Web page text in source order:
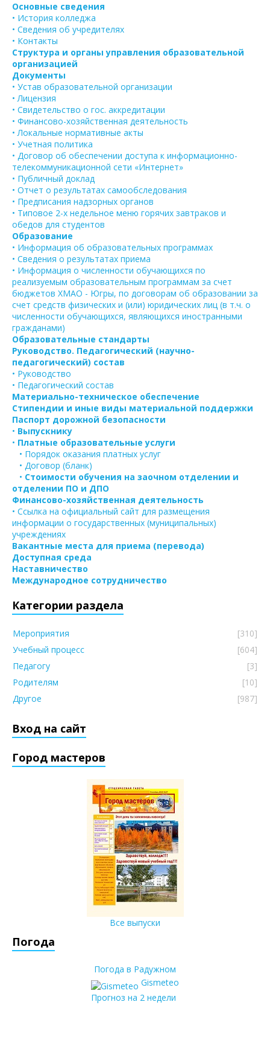
Основные сведения
• История колледжа
• Сведения об учредителях
• Контакты
Структура и органы управления образовательной
организацией
Документы
• Устав образовательной организации
• Лицензия
• Свидетельство о гос. аккредитации
• Финансово-хозяйственная деятельность
• Локальные нормативные акты
• Учетная политика
• Договор об обеспечении доступа к информационно-
телекоммуникационной сети «Интернет»
• Публичный доклад
• Отчет о результатах самообследования
• Предписания надзорных органов
• Типовое 2-х недельное меню горячих завтраков и
обедов для студентов
Образование
• Информация об образовательных программах
• Сведения о результатах приема
• Информация о численности обучающихся по
реализуемым образовательным программам за счет
бюджетов ХМАО - Югры, по договорам об образовании за
счет средств физических и (или) юридических лиц (в т.ч. о
численности обучающихся, являющихся иностранными
гражданами)
Образовательные стандарты
Руководство. Педагогический (научно-
педагогический) состав
• Руководство
• Педагогический состав
Материально-техническое обеспечение
Стипендии и иные виды материальной поддержки
Паспорт дорожной безопасности
• Выпускнику
• Платные образовательные услуги
• Порядок оказания платных услуг
• Договор (бланк)
• Стоимости обучения на заочном отделении и
отделении ПО и ДПО
Финансово-хозяйственная деятельность
• Ссылка на официальный сайт для размещения
информации о государственных (муниципальных)
учреждениях
Вакантные места для приема (перевода)
Доступная среда
Наставничество
Международное сотрудничество
Категории раздела
Мероприятия
[310]
Учебный процесс
[604]
Педагогу
[3]
Родителям
[10]
Другое
[987]
Вход на сайт
Город мастеров
Все выпуски
Погода
Погода в Радужном
Gismeteo
Прогноз на 2 недели